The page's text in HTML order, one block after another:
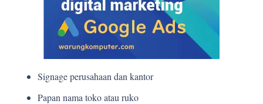
Signage perusahaan dan kantor
Papan nama toko atau ruko